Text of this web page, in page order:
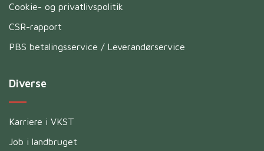
Cookie- og privatlivspolitik
CSR-rapport
PBS betalingsservice / Leverandørservice
Diverse
Karriere i VKST
Job i landbruget